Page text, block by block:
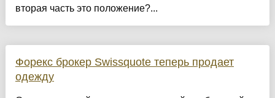
вторая часть это положение?...
Форекс брокер Swissquote теперь продает
одежду